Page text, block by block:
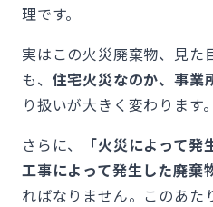
理です。
実はこの火災廃棄物、見た
も、 住宅火災なのか、事業
り扱いが大きく変わります。
さらに、
「火災によって
工事によって発生した廃棄
ればなりません。このあた